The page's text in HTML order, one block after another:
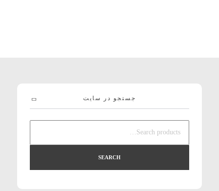
جستجو در سایت
SEARCH